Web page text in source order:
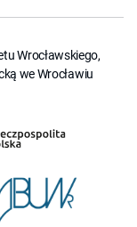
Wrocławskiego,
we Wrocławiu